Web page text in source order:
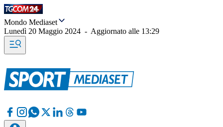
Mondo Mediaset
Lunedì 20 Maggio 2024 - Aggiornato alle 13:29